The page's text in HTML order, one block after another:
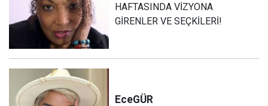
HAFTASINDA VİZYONA
GİRENLER VE SEÇKİLERİ!
EceGÜR